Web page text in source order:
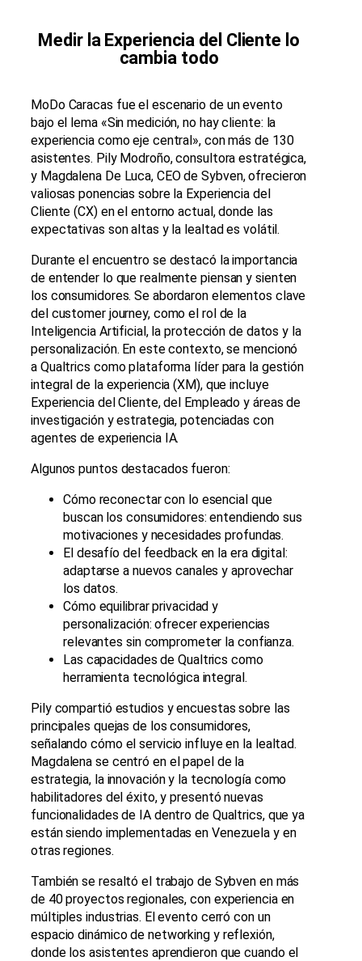
Medir la Experiencia del Cliente lo
cambia todo
MoDo Caracas fue el escenario de un evento
bajo el lema «Sin medición, no hay cliente: la
experiencia como eje central», con más de 130
asistentes. Pily Modroño, consultora estratégica,
y Magdalena De Luca, CEO de Sybven, ofrecieron
valiosas ponencias sobre la Experiencia del
Cliente (CX) en el entorno actual, donde las
expectativas son altas y la lealtad es volátil.
Durante el encuentro se destacó la importancia
de entender lo que realmente piensan y sienten
los consumidores. Se abordaron elementos clave
del customer journey, como el rol de la
Inteligencia Artificial, la protección de datos y la
personalización. En este contexto, se mencionó
a Qualtrics como plataforma líder para la gestión
integral de la experiencia (XM), que incluye
Experiencia del Cliente, del Empleado y áreas de
investigación y estrategia, potenciadas con
agentes de experiencia IA.
Algunos puntos destacados fueron:
Cómo reconectar con lo esencial que
buscan los consumidores: entendiendo sus
motivaciones y necesidades profundas.
El desafío del feedback en la era digital:
adaptarse a nuevos canales y aprovechar
los datos.
Cómo equilibrar privacidad y
personalización: ofrecer experiencias
relevantes sin comprometer la confianza.
Las capacidades de Qualtrics como
herramienta tecnológica integral.
Pily compartió estudios y encuestas sobre las
principales quejas de los consumidores,
señalando cómo el servicio influye en la lealtad.
Magdalena se centró en el papel de la
estrategia, la innovación y la tecnología como
habilitadores del éxito, y presentó nuevas
funcionalidades de IA dentro de Qualtrics, que ya
están siendo implementadas en Venezuela y en
otras regiones.
También se resaltó el trabajo de Sybven en más
de 40 proyectos regionales, con experiencia en
múltiples industrias. El evento cerró con un
espacio dinámico de networking y reflexión,
donde los asistentes aprendieron que cuando el